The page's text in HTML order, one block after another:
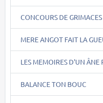
CONCOURS DE GRIMACES
MERE ANGOT FAIT LA
LES MEMOIRES D'UN ÂNE
BALANCE TON BOUC